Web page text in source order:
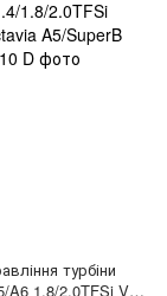
турбіни
A6 1.8/2.0TFSi VW